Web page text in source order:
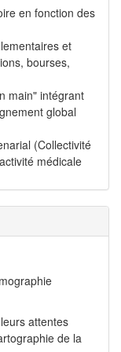
en fonction des
et
bourses,
main" intégrant
global
(Collectivité
médicale
attentes
de la